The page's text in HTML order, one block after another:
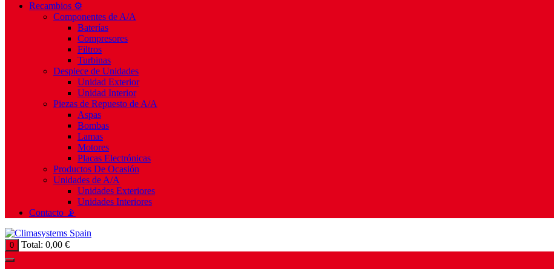
Recambios ⚙️
Componentes de A/A
Baterías
Compresores
Filtros
Turbinas
Despiece de Unidades
Unidad Exterior
Unidad Interior
Piezas de Repuesto de A/A
Aspas
Bombas
Lamas
Motores
Placas Electrónicas
Productos De Ocasión
Unidades de A/A
Unidades Exteriores
Unidades Interiores
Contacto 📡
0 Total: 0,00 €